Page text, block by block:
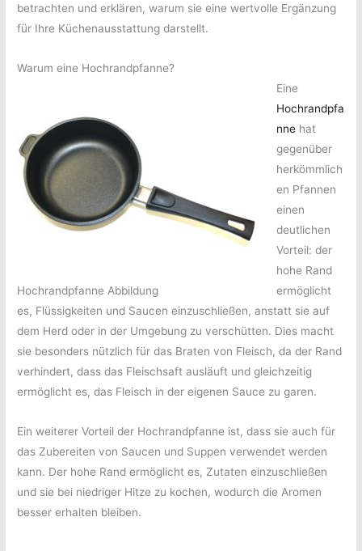
betrachten und erklären, warum sie eine wertvolle Ergänzung
für Ihre Küchenausstattung darstellt.
Warum eine Hochrandpfanne?
Hochrandpfanne Abbildung
Eine
Hochrandpfa
nne hat
gegenüber
herkömmlich
en Pfannen
einen
deutlichen
Vorteil: der
hohe Rand
ermöglicht
es, Flüssigkeiten und Saucen einzuschließen, anstatt sie auf
dem Herd oder in der Umgebung zu verschütten. Dies macht
sie besonders nützlich für das Braten von Fleisch, da der Rand
verhindert, dass das Fleischsaft ausläuft und gleichzeitig
ermöglicht es, das Fleisch in der eigenen Sauce zu garen.
Ein weiterer Vorteil der Hochrandpfanne ist, dass sie auch für
das Zubereiten von Saucen und Suppen verwendet werden
kann. Der hohe Rand ermöglicht es, Zutaten einzuschließen
und sie bei niedriger Hitze zu kochen, wodurch die Aromen
besser erhalten bleiben.